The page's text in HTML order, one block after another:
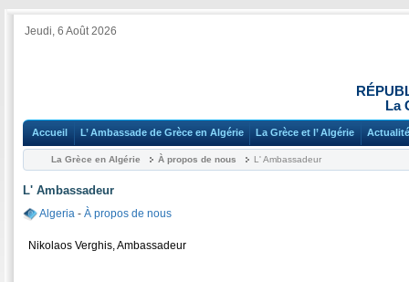
Jeudi, 6 Août 2026
La
Accueil L’ Ambassade de Grèce en Algérie La Grèce et l’ Algérie
La Grèce en Algérie À propos de nous L' Ambassadeur
L' Ambassadeur
Algeria - À propos de nous
Nikolaos Verghis, Ambassadeur